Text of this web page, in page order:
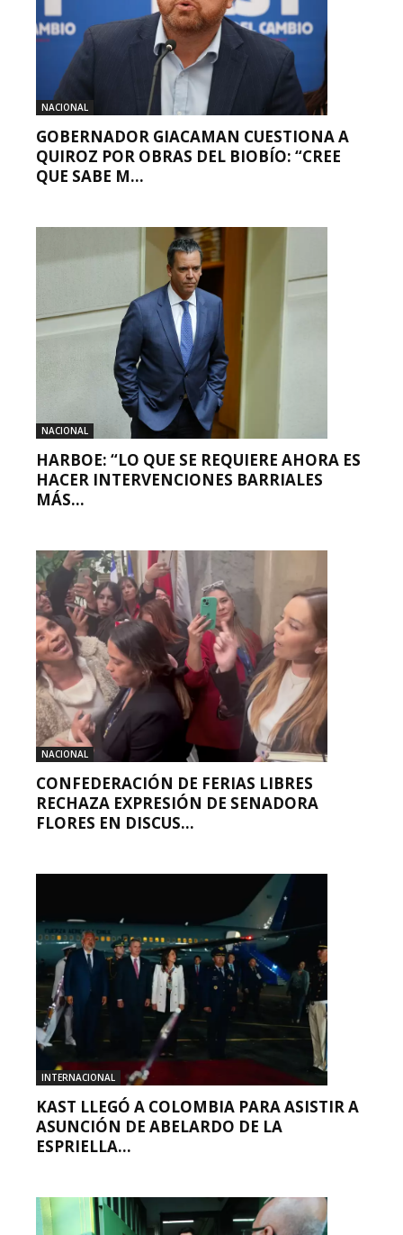
NACIONAL
GOBERNADOR GIACAMAN CUESTIONA A
QUIROZ POR OBRAS DEL BIOBÍO: “CREE
QUE SABE M...
NACIONAL
HARBOE: “LO QUE SE REQUIERE AHORA ES
HACER INTERVENCIONES BARRIALES
MÁS...
NACIONAL
CONFEDERACIÓN DE FERIAS LIBRES
RECHAZA EXPRESIÓN DE SENADORA
FLORES EN DISCUS...
INTERNACIONAL
KAST LLEGÓ A COLOMBIA PARA ASISTIR A
ASUNCIÓN DE ABELARDO DE LA
ESPRIELLA...